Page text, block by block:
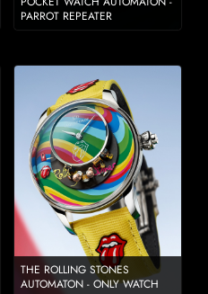
PARROT REPEATER
THE ROLLING STONES
AUTOMATON - ONLY WATCH